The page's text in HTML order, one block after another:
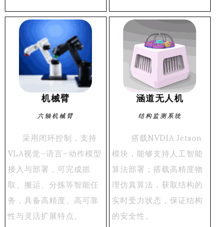
机械臂
六轴机械臂
采用闭环控制，支持
VLA视觉—语言—动作模型
接入与部署，可完成抓
取、搬运、分拣等智能任
务，具备高精度、高可靠
性与灵活扩展特点。
涵道无人机
结构监测系统
搭载NVDIA Jetson
模块，能够支持人工智能
算法部署；搭载高精度物
理仿真算法，获取结构的
实时受力状态，保证结构
的安全性。